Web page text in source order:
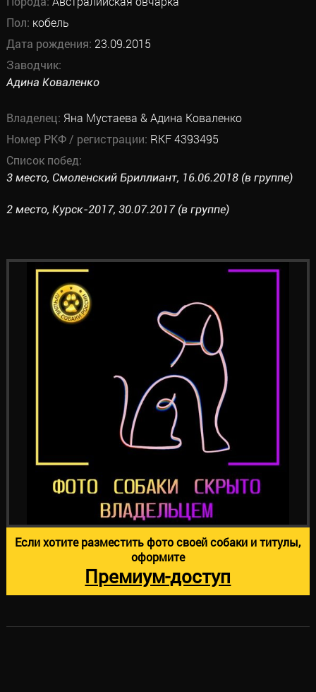
Пол: кобель
Дата рождения: 23.09.2015
Заводчик:
Адина Коваленко
Владелец: Яна Мустаева & Адина Коваленко
Номер РКФ / регистрации: RKF 4393495
Список побед:
3 место, Смоленский Бриллиант, 16.06.2018 (в группе)
2 место, Курск-2017, 30.07.2017 (в группе)
Если хотите разместить фото своей собаки и титулы,
оформите
Премиум-доступ